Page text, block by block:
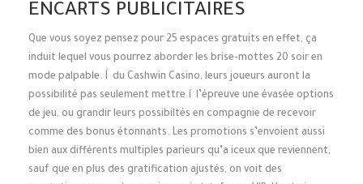
ENCARTS PUBLICITAIRES
Que vous soyez pensez pour 25 espaces gratuits en effet, ça
induit lequel vous pourrez aborder les brise-mottes 20 soir en
mode palpable. Í du Cashwin Casino, leurs joueurs auront la
possibilité pas seulement mettre í l’épreuve une évasée options
de jeu, ou grandir leurs possibiltés en compagnie de recevoir
comme des bonus étonnants. Les promotions s’envoient aussi
bien aux différents multiples parieurs qu’a iceux que reviennent,
sauf que en plus des gratification ajustés, on voit des